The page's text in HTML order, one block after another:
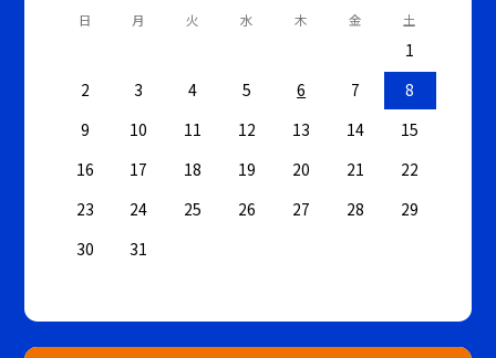
日 月 火 水 木 金 土
1
2
3 4 5 6 7
8
9
10 11 12 13 14
15
16
17 18 19 20 21
22
23
24 25 26 27 28
29
30
31